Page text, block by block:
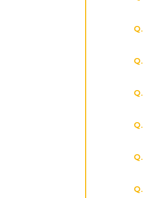
Q.
Q.
Q.
Q.
Q.
Q.